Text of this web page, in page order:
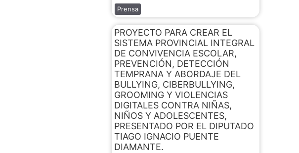
Prensa
PROYECTO PARA CREAR EL
SISTEMA PROVINCIAL INTEGRAL
DE CONVIVENCIA ESCOLAR,
PREVENCIÓN, DETECCIÓN
TEMPRANA Y ABORDAJE DEL
BULLYING, CIBERBULLYING,
GROOMING Y VIOLENCIAS
DIGITALES CONTRA NIÑAS,
NIÑOS Y ADOLESCENTES,
PRESENTADO POR EL DIPUTADO
TIAGO IGNACIO PUENTE
DIAMANTE.